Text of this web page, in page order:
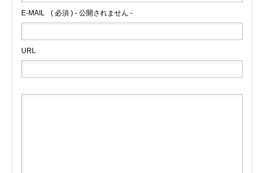
E-MAIL ( 必須 ) - 公開されません -
URL